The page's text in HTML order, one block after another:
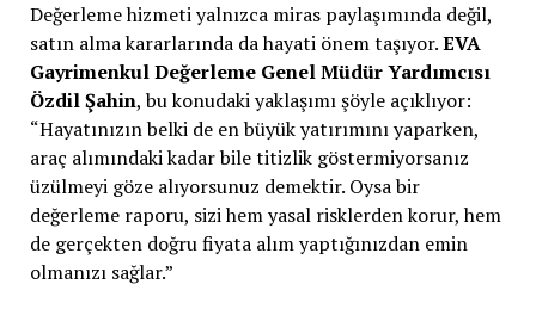
Değerleme hizmeti yalnızca miras paylaşımında değil,
satın alma kararlarında da hayati önem taşıyor.EVA
Gayrimenkul Değerleme Genel Müdür Yardımcısı
Özdil Şahin, bu konudaki yaklaşımı şöyle açıklıyor:
“Hayatınızın belki de en büyük yatırımını yaparken,
araç alımındaki kadar bile titizlik göstermiyorsanız
üzülmeyi göze alıyorsunuz demektir. Oysa bir
değerleme raporu, sizi hem yasal risklerden korur, hem
de gerçekten doğru fiyata alım yaptığınızdan emin
olmanızı sağlar.”